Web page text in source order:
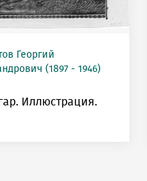
Георгий
(1897 - 1946)
Иллюстрация.